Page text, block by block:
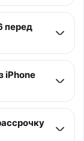
перед
iPhone